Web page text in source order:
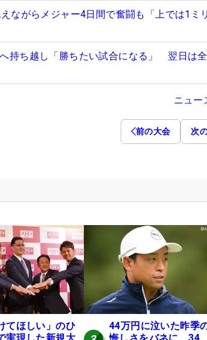
ながらメジャー4日間で奮闘も「上では1ミ
持ち越し「勝ちたい試合になる」 翌日は
ニュー
前の大会 次
てほしい」のひ
実現した新規大
44万円に泣いた昨季
悔しさをバネに 34